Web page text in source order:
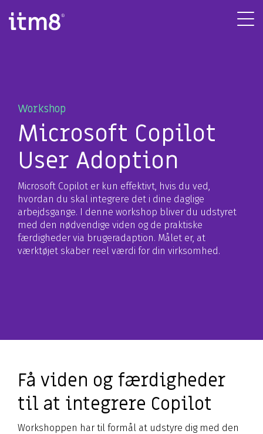
direkte
Workshop
Microsoft Copilot
User Adoption
Microsoft Copilot er kun effektivt, hvis du ved,
hvordan du skal integrere det i dine daglige
arbejdsgange. I denne workshop bliver du udstyret
med den nødvendige viden og de praktiske
færdigheder via brugeradaption. Målet er, at
værktøjet skaber reel værdi for din virksomhed.
Få viden og færdigheder
til at integrere Copilot
Workshoppen har til formål at udstyre dig med den